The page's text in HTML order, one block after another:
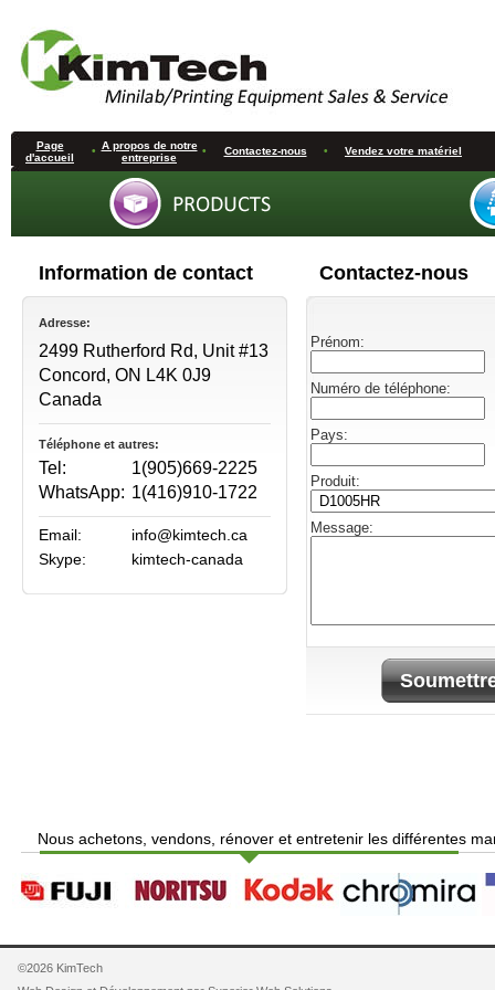
Page
d'accueil
• A propos de notre
entreprise
• Contactez-nous • Vendez votre matériel
Information de contact Contactez-nous
Adresse:
2499 Rutherford Rd, Unit #13
Concord, ON L4K 0J9
Canada
Téléphone et autres:
Tel:
WhatsApp:
1(905)669-2225
1(416)910-1722
Email:
Skype:
info@kimtech.ca
kimtech-canada
Prénom:
Numéro de téléphone:
Pays:
Produit:
Message:
Nous achetons, vendons, rénover et entretenir les différentes
©2026 KimTech